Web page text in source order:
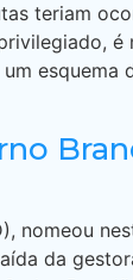
teriam
nomeou
da